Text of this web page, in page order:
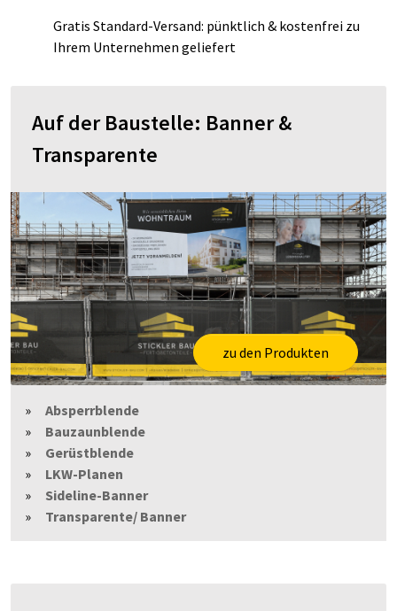
Gratis Standard-Versand: pünktlich & kostenfrei zu
Ihrem Unternehmen geliefert
Auf der Baustelle: Banner &
Transparente
zu den Produkten
Absperrblende
Bauzaunblende
Gerüstblende
LKW-Planen
Sideline-Banner
Transparente/ Banner